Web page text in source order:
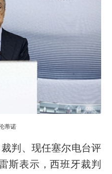
蒂诺
判、现任塞尔电台评
斯表示，西班牙裁判